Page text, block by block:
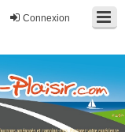
Connexion
de fourgons, fourgons
expérience.